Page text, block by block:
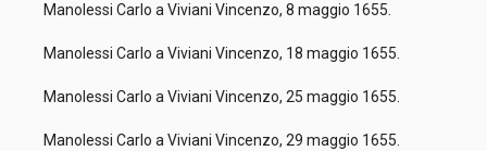
Manolessi Carlo a Viviani Vincenzo, 8 maggio 1655.
Manolessi Carlo a Viviani Vincenzo, 18 maggio 1655.
Manolessi Carlo a Viviani Vincenzo, 25 maggio 1655.
Manolessi Carlo a Viviani Vincenzo, 29 maggio 1655.